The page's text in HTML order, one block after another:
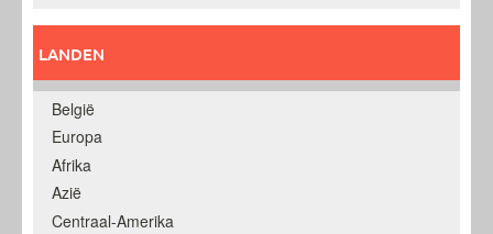
LANDEN
België
Europa
Afrika
Azië
Centraal-Amerika